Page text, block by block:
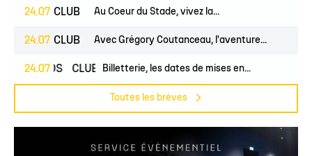
24.07 CLUB Au Coeur du Stade, vivez la...
24.07 CLUB Avec Grégory Coutanceau, l'aventure...
24.07
PROS CLUB Billetterie, les dates de mises en...
Toutes les brèves